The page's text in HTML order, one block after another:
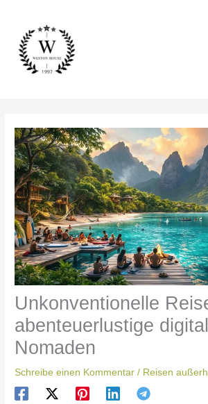
springen
Unkonventionelle
abenteuerlustige
Nomaden
Schreibe einen Kommentar / Reisen